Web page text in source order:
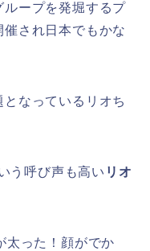
ループを発堀するプ
され日本でもかな
なっているリオち
う呼び声も高い リオ
太った！顔がでか